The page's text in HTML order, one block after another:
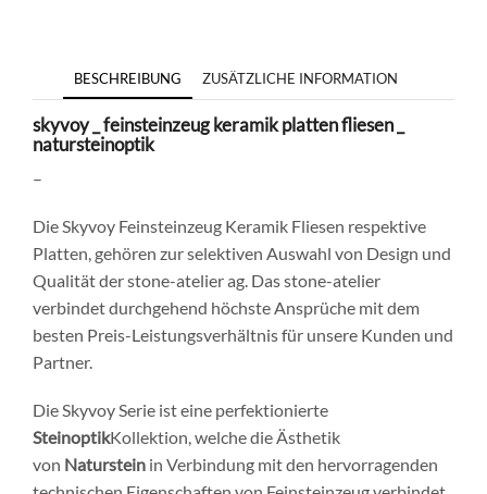
BESCHREIBUNG ZUSÄTZLICHE INFORMATION
skyvoy _ feinsteinzeug keramik platten fliesen _
natursteinoptik
–
Die Skyvoy Feinsteinzeug Keramik Fliesen respektive
Platten, gehören zur selektiven Auswahl von Design und
Qualität der stone-atelier ag. Das stone-atelier
verbindet durchgehend höchste Ansprüche mit dem
besten Preis-Leistungsverhältnis für unsere Kunden und
Partner.
Die Skyvoy Serie ist eine perfektionierte
SteinoptikKollektion, welche die Ästhetik
von Naturstein in Verbindung mit den hervorragenden